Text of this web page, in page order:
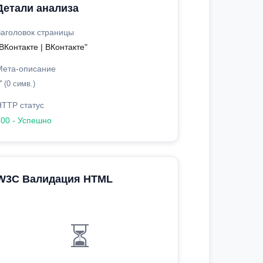
анализа
страницы
| ВКонтакте"
описание
(0 симв.)
статус
- Успешно
Валидация HTML
⏳